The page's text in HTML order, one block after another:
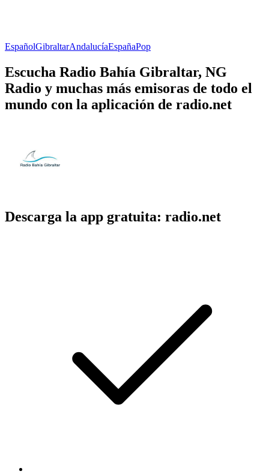
EspañolGibraltarAndalucíaEspañaPop
Escucha Radio Bahía Gibraltar, NG
Radio y muchas más emisoras de todo el
mundo con la aplicación de radio.net
Descarga la app gratuita: radio.net